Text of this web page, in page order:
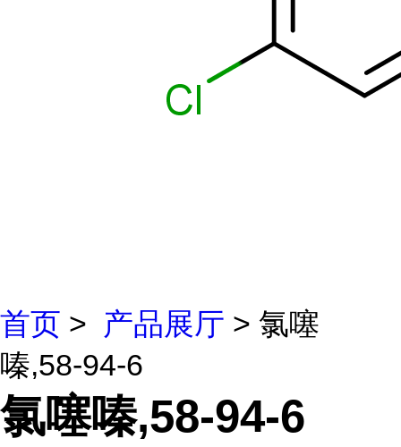
首页 > 产品展厅 > 氯噻
嗪,58-94-6
氯噻嗪,58-94-6